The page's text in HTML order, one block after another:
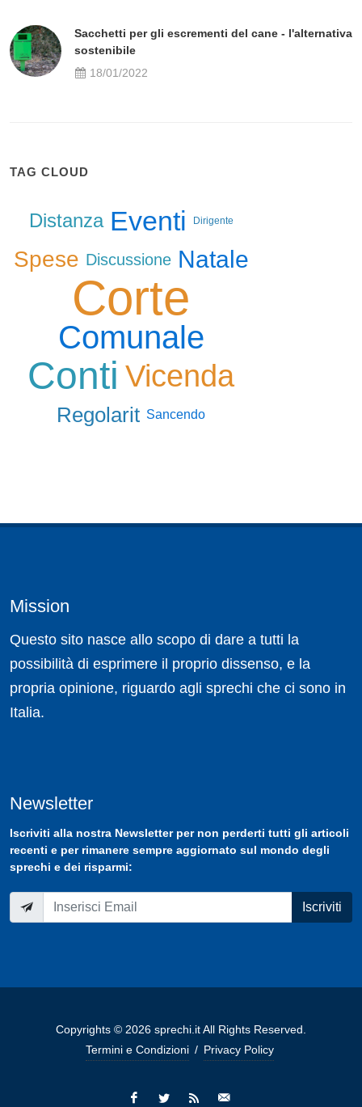
Sacchetti per gli escrementi del cane - l'alternativa
sostenibile
18/01/2022
TAG CLOUD
Distanza Eventi Dirigente
Spese Discussione Natale
Corte
Comunale
Conti Vicenda
Regolarit Sancendo
Mission
Questo sito nasce allo scopo di dare a tutti la
possibilità di esprimere il proprio dissenso, e la
propria opinione, riguardo agli sprechi che ci sono in
Italia.
Newsletter
Iscriviti alla nostra Newsletterper non perderti tutti gli articoli
recenti e per rimanere sempre aggiornato sul mondo degli
sprechi e dei risparmi:
Iscriviti
Copyrights © 2026 sprechi.it All Rights Reserved.
Termini e Condizioni / Privacy Policy